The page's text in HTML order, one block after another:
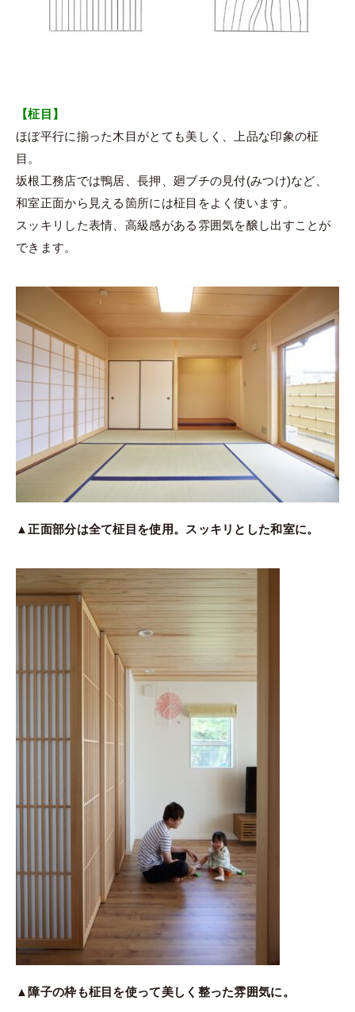
【柾目】
ほぼ平行に揃った木目がとても美しく、上品な印象の柾
目。
坂根工務店では鴨居、長押、廻ブチの見付(みつけ)など、
和室正面から見える箇所には柾目をよく使います。
スッキリした表情、高級感がある雰囲気を醸し出すことが
できます。
▲正面部分は全て柾目を使用。スッキリとした和室に。
▲障子の枠も柾目を使って美しく整った雰囲気に。